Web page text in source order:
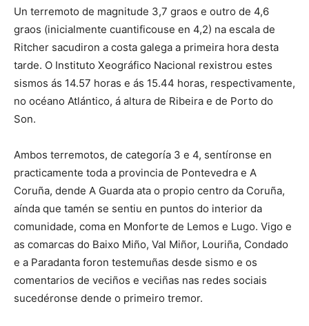
Un terremoto de magnitude 3,7 graos e outro de 4,6
graos (inicialmente cuantificouse en 4,2) na escala de
Ritcher sacudiron a costa galega a primeira hora desta
tarde. O Instituto Xeográfico Nacional rexistrou estes
sismos ás 14.57 horas e ás 15.44 horas, respectivamente,
no océano Atlántico, á altura de Ribeira e de Porto do
Son.
Ambos terremotos, de categoría 3 e 4, sentíronse en
practicamente toda a provincia de Pontevedra e A
Coruña, dende A Guarda ata o propio centro da Coruña,
aínda que tamén se sentiu en puntos do interior da
comunidade, coma en Monforte de Lemos e Lugo. Vigo e
as comarcas do Baixo Miño, Val Miñor, Louriña, Condado
e a Paradanta foron testemuñas desde sismo e os
comentarios de veciños e veciñas nas redes sociais
sucedéronse dende o primeiro tremor.